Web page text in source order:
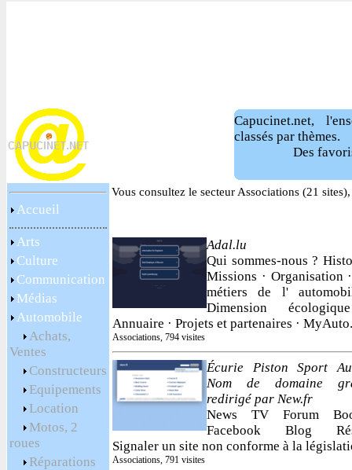
Capucinet.net,
classés par thèmes.
Des
Accueil
Arts
Culture
Communication
Médias
Automobile
Achats,
Ventes
Constructeurs
Equipements
Location
Motos, 2
roues
Réparations
Vous consultez le secteur Associations (21
Adal.lu
Qui sommes-nous ?
Missions · Organisation
métiers de l'
Dimension
Annuaire · Projets et partenaires ·
Associations, 794 visites
Écurie Piston Sport
Nom de domaine
redirigé par New.fr
News TV Forum
Facebook Blog
Signaler un site non conforme à la
Associations, 791 visites